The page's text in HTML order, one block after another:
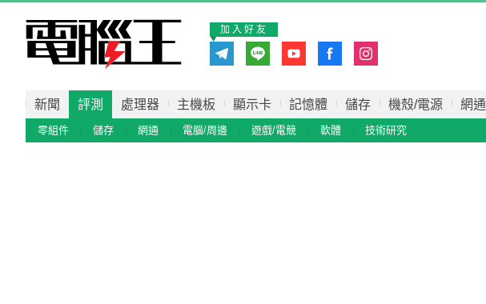
加入好友
新聞 評測 處理器 主機板 顯示卡 記憶體 儲存 機殼/電源 網通
零組件 儲存 網通 電腦/周邊 遊戲/電競 軟體 技術研究